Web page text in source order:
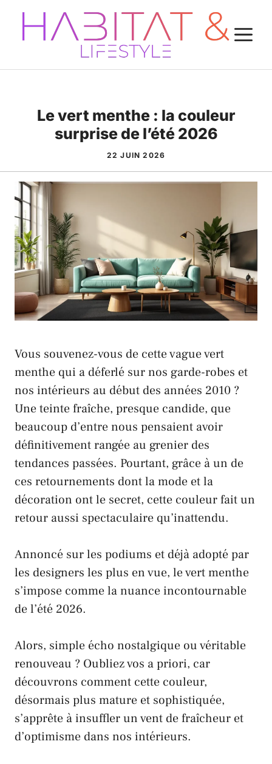
Aller
contenu
Le vert menthe : la couleur
surprise de l’été 2026
22 JUIN 2026
Vous souvenez-vous de cette vague vert
menthe qui a déferlé sur nos garde-robes et
nos intérieurs au début des années 2010 ?
Une teinte fraîche, presque candide, que
beaucoup d’entre nous pensaient avoir
définitivement rangée au grenier des
tendances passées. Pourtant, grâce à un de
ces retournements dont la mode et la
décoration ont le secret, cette couleur fait un
retour aussi spectaculaire qu’inattendu.
Annoncé sur les podiums et déjà adopté par
les designers les plus en vue, le vert menthe
s’impose comme la nuance incontournable
de l’été 2026.
Alors, simple écho nostalgique ou véritable
renouveau ? Oubliez vos a priori, car
découvrons comment cette couleur,
désormais plus mature et sophistiquée,
s’apprête à insuffler un vent de fraîcheur et
d’optimisme dans nos intérieurs.